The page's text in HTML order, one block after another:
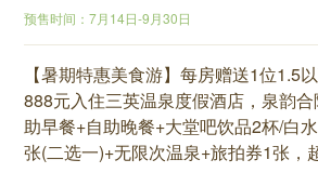
预售时间：7月14日-9月30日
【暑期特惠美食游】每房赠送1位1.5
888元入住三英温泉度假酒店，泉韵
助早餐+自助晚餐+大堂吧饮品2杯/白
张(二选一)+无限次温泉+旅拍券1张，